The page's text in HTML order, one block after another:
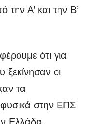
Α’ και την Β’
ότι για
οι
τα
στην ΕΠΣ
Ελλάδα.